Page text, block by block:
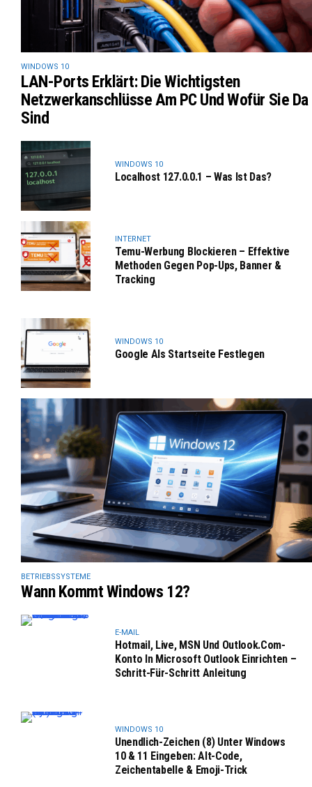
WINDOWS 10
LAN-Ports Erklärt: Die Wichtigsten
Netzwerkanschlüsse Am PC Und Wofür Sie Da
Sind
WINDOWS 10
Localhost 127.0.0.1 – Was Ist Das?
INTERNET
Temu-Werbung Blockieren – Effektive
Methoden Gegen Pop-Ups, Banner &
Tracking
WINDOWS 10
Google Als Startseite Festlegen
BETRIEBSSYSTEME
Wann Kommt Windows 12?
E-MAIL
Hotmail, Live, MSN Und Outlook.com-
Konto In Microsoft Outlook Einrichten –
Schritt-Für-Schritt Anleitung
WINDOWS 10
Unendlich-Zeichen (8) Unter Windows
10 & 11 Eingeben: Alt-Code,
Zeichentabelle & Emoji-Trick